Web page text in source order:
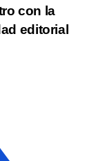
con la
editorial